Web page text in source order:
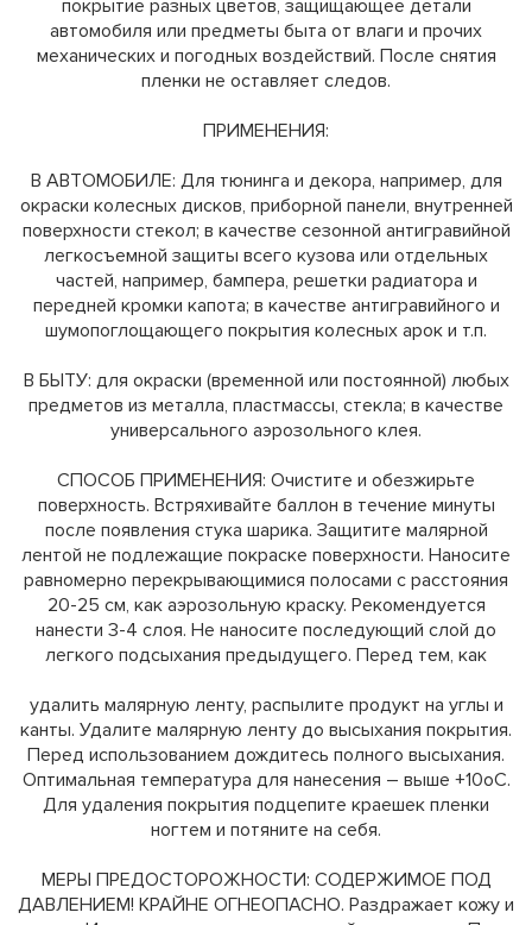
покрытие разных цветов, защищающее детали
автомобиля или предметы быта от влаги и прочих
механических и погодных воздействий. После снятия
пленки не оставляет следов.
ПРИМЕНЕНИЯ:
В АВТОМОБИЛЕ: Для тюнинга и декора, например, для
окраски колесных дисков, приборной панели, внутренней
поверхности стекол; в качестве сезонной антигравийной
легкосъемной защиты всего кузова или отдельных
частей, например, бампера, решетки радиатора и
передней кромки капота; в качестве антигравийного и
шумопоглощающего покрытия колесных арок и т.п.
В БЫТУ: для окраски (временной или постоянной) любых
предметов из металла, пластмассы, стекла; в качестве
универсального аэрозольного клея.
СПОСОБ ПРИМЕНЕНИЯ: Очистите и обезжирьте
поверхность. Встряхивайте баллон в течение минуты
после появления стука шарика. Защитите малярной
лентой не подлежащие покраске поверхности. Наносите
равномерно перекрывающимися полосами с расстояния
20-25 см, как аэрозольную краску. Рекомендуется
нанести 3-4 слоя. Не наносите последующий слой до
легкого подсыхания предыдущего. Перед тем, как
удалить малярную ленту, распылите продукт на углы и
канты. Удалите малярную ленту до высыхания покрытия.
Перед использованием дождитесь полного высыхания.
Оптимальная температура для нанесения – выше +10oC.
Для удаления покрытия подцепите краешек пленки
ногтем и потяните на себя.
МЕРЫ ПРЕДОСТОРОЖНОСТИ: СОДЕРЖИМОЕ ПОД
ДАВЛЕНИЕМ! КРАЙНЕ ОГНЕОПАСНО. Раздражает кожу и